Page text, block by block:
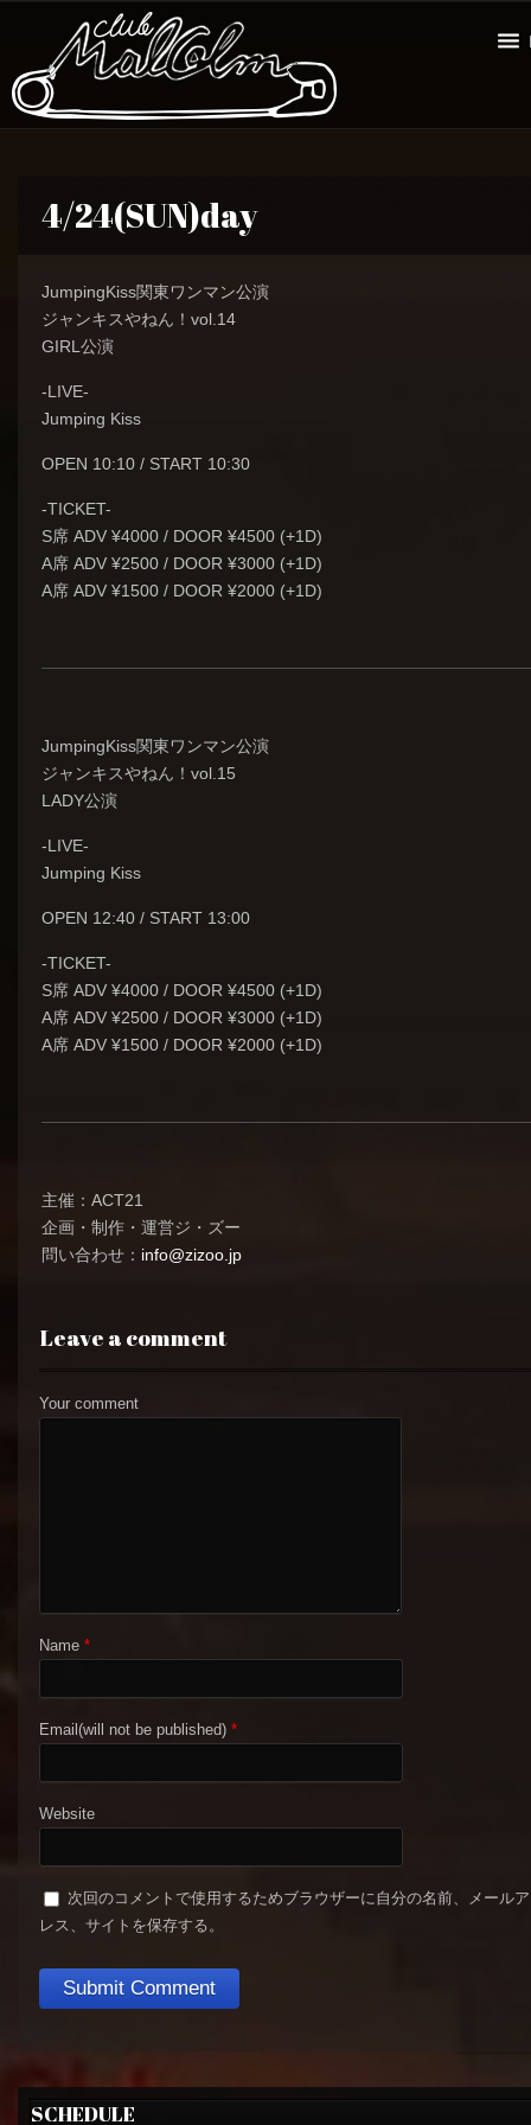
4/24(SUN)day
JumpingKiss関東ワンマン公演
ジャンキスやねん！vol.14
GIRL公演
-LIVE-
Jumping Kiss
OPEN 10:10 / START 10:30
-TICKET-
S席 ADV ¥4000 / DOOR ¥4500 (+1D)
A席 ADV ¥2500 / DOOR ¥3000 (+1D)
A席 ADV ¥1500 / DOOR ¥2000 (+1D)
JumpingKiss関東ワンマン公演
ジャンキスやねん！vol.15
LADY公演
-LIVE-
Jumping Kiss
OPEN 12:40 / START 13:00
-TICKET-
S席 ADV ¥4000 / DOOR ¥4500 (+1D)
A席 ADV ¥2500 / DOOR ¥3000 (+1D)
A席 ADV ¥1500 / DOOR ¥2000 (+1D)
主催：ACT21
企画・制作・運営ジ・ズー
問い合わせ： info@zizoo.jp
Leave a comment
Your comment
Name *
Email(will not be published) *
Website
次回のコメントで使用するためブラウザーに自分の名前、メール
レス、サイトを保存する。
SCHEDULE